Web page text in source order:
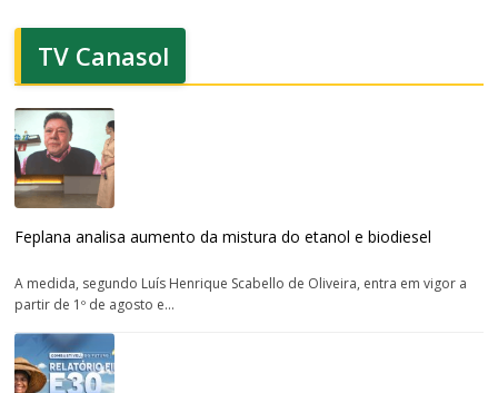
TV Canasol
Feplana analisa aumento da mistura do etanol e biodiesel
A medida, segundo Luís Henrique Scabello de Oliveira, entra em vigor a
partir de 1º de agosto e...